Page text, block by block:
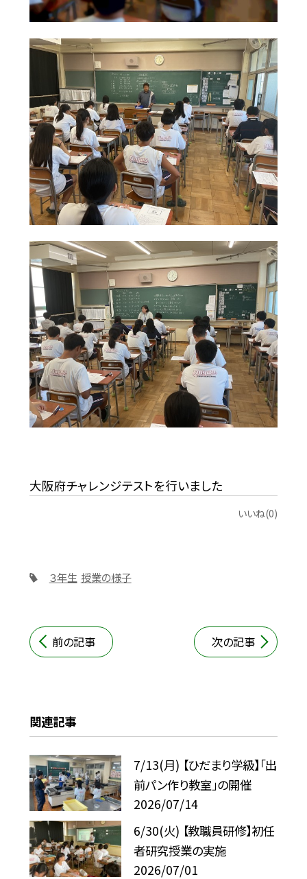
大阪府チャレンジテストを行いました
いいね(0)
３年生 授業の様子
前の記事 次の記事
関連記事
7/13(月) 【ひだまり学級】「出
前パン作り教室」の開催
2026/07/14
6/30(火) 【教職員研修】初任
者研究授業の実施
2026/07/01